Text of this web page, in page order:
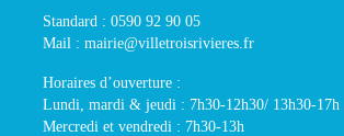
Standard : 0590 92 90 05
Mail : mairie@villetroisrivieres.fr
Horaires d’ouverture :
Lundi, mardi & jeudi : 7h30-12h30/ 13h30-17h
Mercredi et vendredi : 7h30-13h